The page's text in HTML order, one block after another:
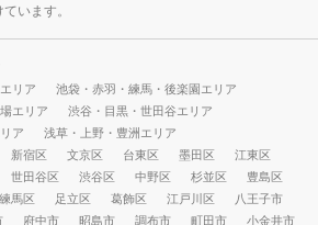
います。
リア
池袋・赤羽・練馬・後楽園エリア
エリア
渋谷・目黒・世田谷エリア
ア
浅草・上野・豊洲エリア
新宿区 文京区 台東区 墨田区
江東区
世田谷区 渋谷区 中野区 杉並区
豊島区
練馬区 足立区 葛飾区 江戸川区
八王子市
府中市 昭島市 調布市 町田市
小金井市